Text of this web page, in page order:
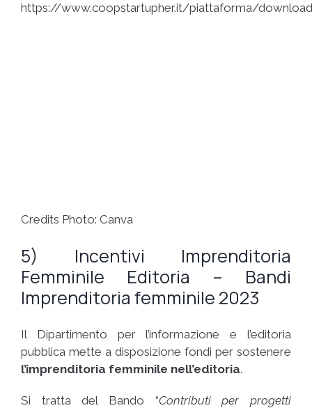
https://www.coopstartupher.it/piattaforma/
Credits Photo: Canva
5) Incentivi Imprenditoria
Femminile Editoria – Bandi
Imprenditoria femminile 2023
Il Dipartimento per l’informazione e l’editoria
pubblica mette a disposizione fondi per sostenere
l’imprenditoria femminile nell’editoria.
Si tratta del Bando “Contributi per progetti